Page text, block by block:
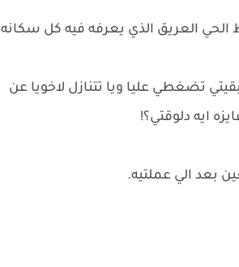
العريق الذي يعرفه فيه كل سكانه
تضغطي عليا ويا تتنازل لاخويا عن
ايه دلوقتي؟!
بعد الي عملتيه.